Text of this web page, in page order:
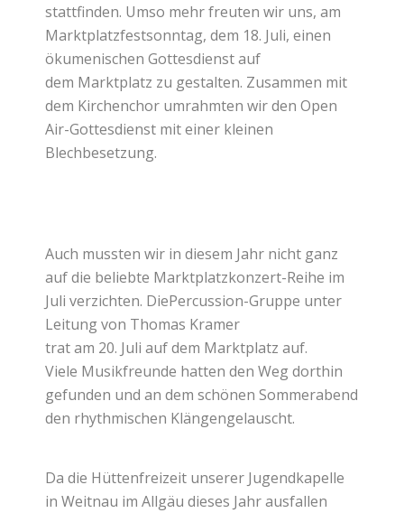
stattfinden. Umso mehr freuten wir uns, am
Marktplatzfestsonntag, dem 18. Juli, einen
ökumenischen Gottesdienst auf
dem Marktplatz zu gestalten. Zusammen mit
dem Kirchenchor umrahmten wir den Open
Air-Gottesdienst mit einer kleinen
Blechbesetzung.
Auch mussten wir in diesem Jahr nicht ganz
auf die beliebte Marktplatzkonzert-Reihe im
Juli verzichten. DiePercussion-Gruppe unter
Leitung von Thomas Kramer
trat am 20. Juli auf dem Marktplatz auf.
Viele Musikfreunde hatten den Weg dorthin
gefunden und an dem schönen Sommerabend
den rhythmischen Klängengelauscht.
Da die Hüttenfreizeit unserer Jugendkapelle
in Weitnau im Allgäu dieses Jahr ausfallen